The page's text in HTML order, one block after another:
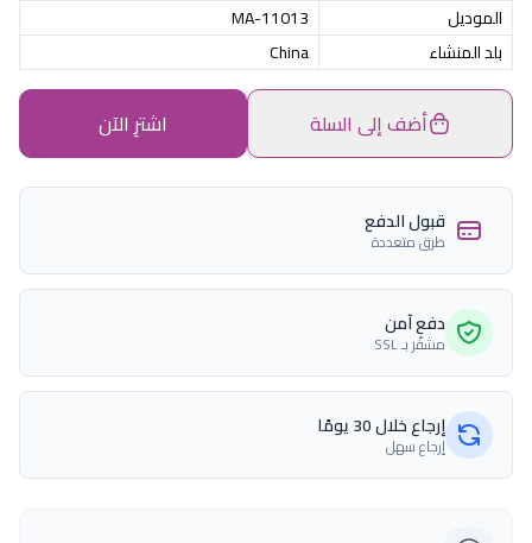
الموديل
MA-11013
بلد المنشاء
China
أضف إلى السلة اشترِ الآن
قبول الدفع
طرق متعددة
دفع آمن
مشفّر بـ SSL
إرجاع خلال 30 يومًا
إرجاع سهل